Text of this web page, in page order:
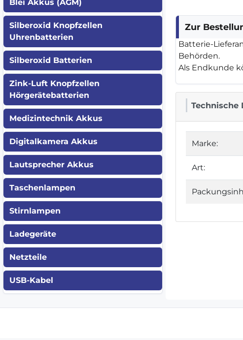
Blei Akkus (AGM)
Silberoxid Knopfzellen
Uhrenbatterien
Silberoxid Batterien
Zink-Luft Knopfzellen
Hörgerätebatterien
Medizintechnik Akkus
Digitalkamera Akkus
Lautsprecher Akkus
Taschenlampen
Stirnlampen
Ladegeräte
Netzteile
USB-Kabel
Zur
Batterie-
Behörden.
Als Endkunde
Technische
Marke:
Art: